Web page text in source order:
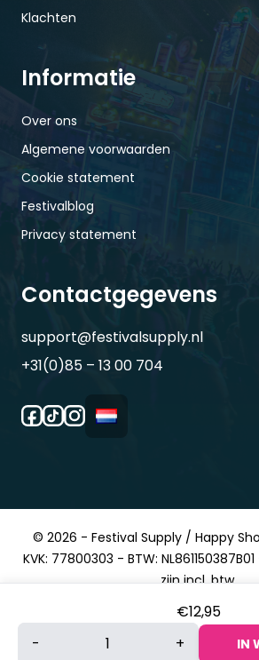
€12,95
Deluxe
- + IN
Klachten
Informatie
Over ons
Algemene voorwaarden
Cookie statement
Festivalblog
Privacy statement
Contactgegevens
support@festivalsupply.nl
+31(0)85 – 13 00 704
© 2026 - Festival Supply / Happy
KVK: 77800303 - BTW:
zijn incl. btw.